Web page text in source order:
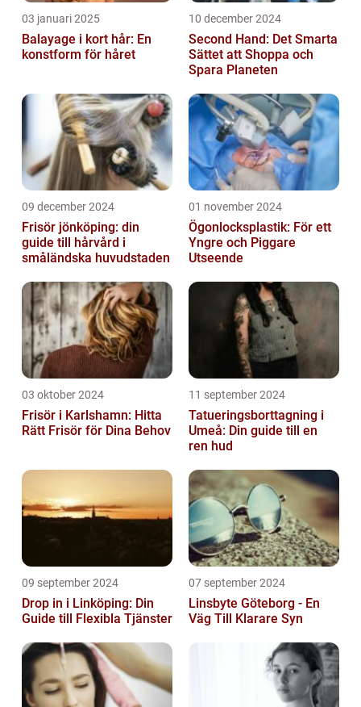
03 januari 2025
Balayage i kort hår: En
konstform för håret
10 december 2024
Second Hand: Det Smarta
Sättet att Shoppa och
Spara Planeten
09 december 2024
Frisör jönköping: din
guide till hårvård i
småländska huvudstaden
01 november 2024
Ögonlocksplastik: För ett
Yngre och Piggare
Utseende
03 oktober 2024
Frisör i Karlshamn: Hitta
Rätt Frisör för Dina Behov
11 september 2024
Tatueringsborttagning i
Umeå: Din guide till en
ren hud
09 september 2024
Drop in i Linköping: Din
Guide till Flexibla Tjänster
07 september 2024
Linsbyte Göteborg - En
Väg Till Klarare Syn